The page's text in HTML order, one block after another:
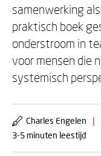
samenwerking
praktisch boek
onderstroom in
voor mensen die
systemisch
Charles Engelen |
3-5 minuten leestijd